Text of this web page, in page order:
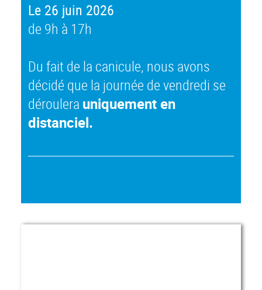
Le 26 juin 2026
de 9h à 17h
Du fait de la canicule, nous avons
décidé que la journée de vendredi se
déroulera uniquement en
distanciel.